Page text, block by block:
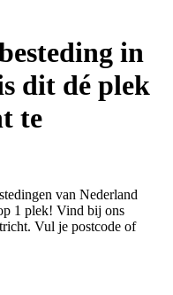
in
dit dé plek
te
van Nederland
1 plek! Vind bij ons
Vul je postcode of